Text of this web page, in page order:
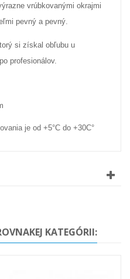
vrúbkovanými okrajmi
pevný a pevný.
si získal obľubu u
profesionálov.
je od +5°C do +30C°
KATEGÓRII: